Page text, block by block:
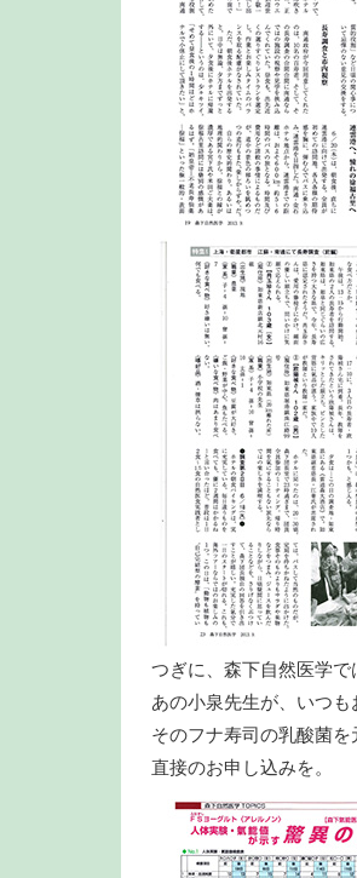
つぎに、森下自然医学
あの小泉先生が、いつ
そのフナ寿司の乳酸菌
直接のお申し込みを。